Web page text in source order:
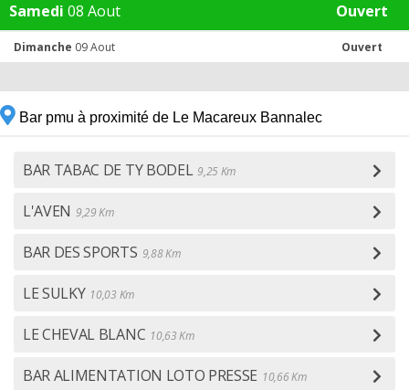
Samedi 08 Aout Ouvert
Dimanche 09 Aout Ouvert
Bar pmu à proximité de Le Macareux Bannalec
BAR TABAC DE TY BODEL 9,25 Km
L'AVEN 9,29 Km
BAR DES SPORTS 9,88 Km
LE SULKY 10,03 Km
LE CHEVAL BLANC 10,63 Km
BAR ALIMENTATION LOTO PRESSE 10,66 Km